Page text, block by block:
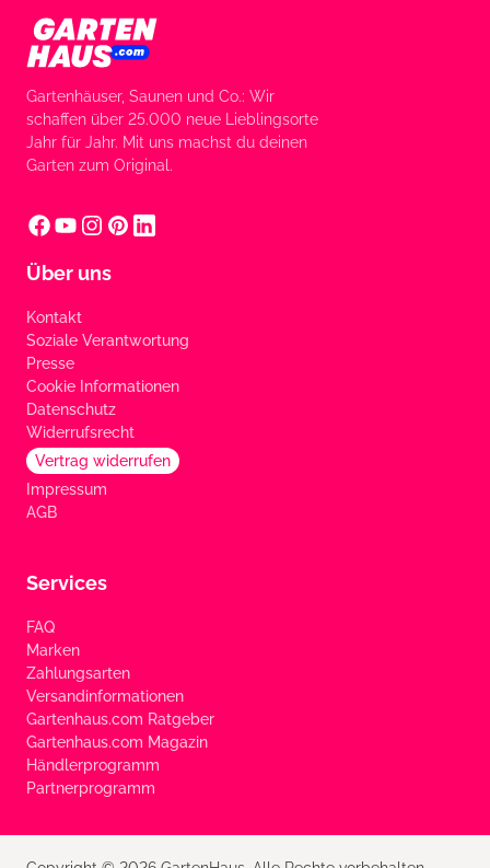
Gartenhäuser, Saunen und Co.: Wir
schaffen über 25.000 neue Lieblingsorte
Jahr für Jahr. Mit uns machst du deinen
Garten zum Original.
Über uns
Kontakt
Soziale Verantwortung
Presse
Cookie Informationen
Datenschutz
Widerrufsrecht
Vertrag widerrufen
Impressum
AGB
Services
FAQ
Marken
Zahlungsarten
Versandinformationen
Gartenhaus.com Ratgeber
Gartenhaus.com Magazin
Händlerprogramm
Partnerprogramm